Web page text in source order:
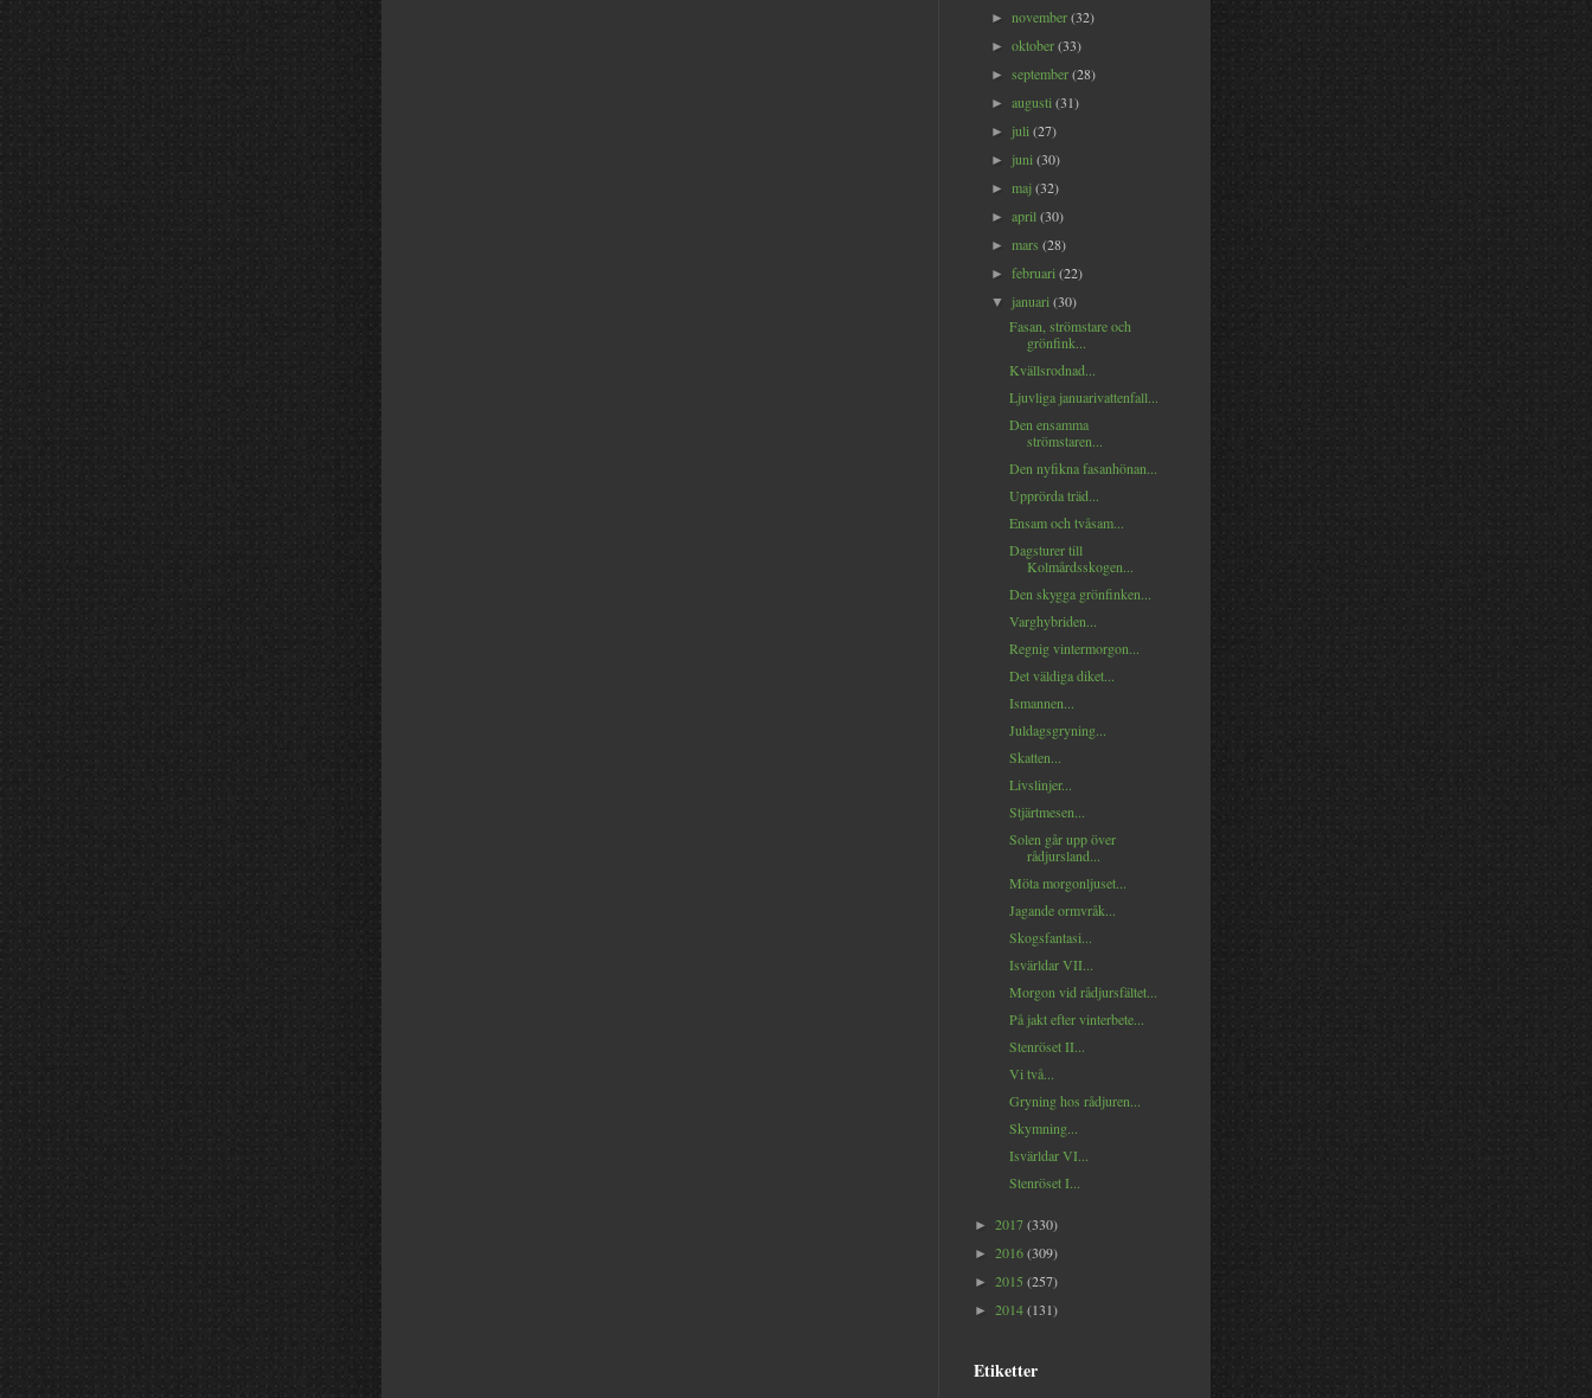
►november(32)
►oktober(33)
►september(28)
►augusti(31)
► juli(27)
► juni(30)
►maj(32)
►april(30)
►mars(28)
►februari(22)
▼ januari(30)
Fasan, strömstare och
grönfink...
Kvällsrodnad...
Ljuvliga januarivattenfall...
Den ensamma
strömstaren...
Den nyfikna fasanhönan...
Upprörda träd...
Ensam och tvåsam...
Dagsturer till
Kolmårdsskogen...
Den skygga grönfinken...
Varghybriden...
Regnig vintermorgon...
Det väldiga diket...
Ismannen...
Juldagsgryning...
Skatten...
Livslinjer...
Stjärtmesen...
Solen går upp över
rådjursland...
Möta morgonljuset...
Jagande ormvråk...
Skogsfantasi...
Isvärldar VII...
Morgon vid rådjursfältet...
På jakt efter vinterbete...
Stenröset II...
Vi två...
Gryning hos rådjuren...
Skymning...
Isvärldar VI...
Stenröset I...
► 2017(330)
► 2016(309)
► 2015 (257)
► 2014(131)
Etiketter